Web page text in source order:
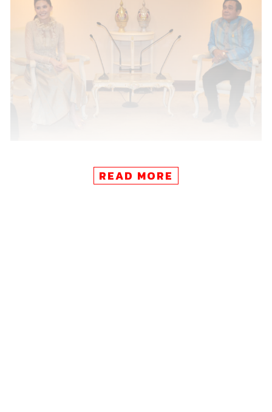
โดยมารีญาและคุณแม่ได้เข้าพบนายกรัฐมนตรี โดยกล่าว
สั้นๆ ก่อนพบว่า “ตื่นเต้นดีใจมาก และรู้สึกเป็นเกียรติที่ได้พบ
READ MORE